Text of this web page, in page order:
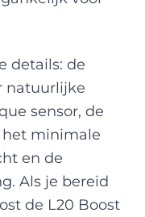
details: de
natuurlijke
sensor, de
minimale
en de
Als je bereid
de L20 Boost